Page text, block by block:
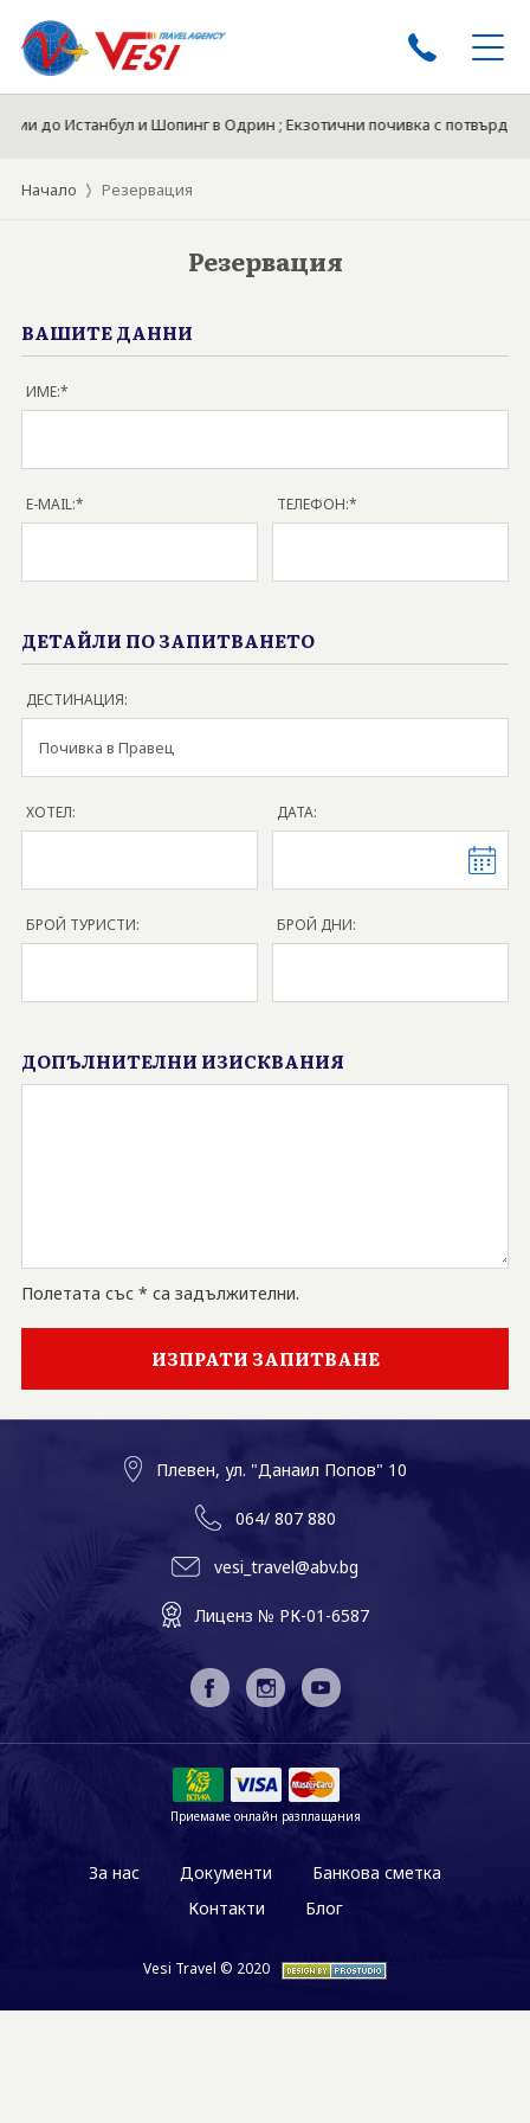
ЕКСКУРЗИИ
ЕКСКУРЗИИ ОТ ПЛЕВЕН
ЕКЗОТИКА
ХОТЕЛИ
ДОКУМЕНТИ
БЛОГ
до Истанбул и Шопинг в Одрин ; Екзотични почивка с
Начало Резервация
Резервация
ВАШИТЕ ДАННИ
ИМЕ:*
E-MAIL:* ТЕЛЕФОН:*
ДЕТАЙЛИ ПО ЗАПИТВАНЕТО
ДЕСТИНАЦИЯ:
ХОТЕЛ: ДАТА:
БРОЙ ТУРИСТИ: БРОЙ ДНИ:
ДОПЪЛНИТЕЛНИ ИЗИСКВАНИЯ
Полетата със * са задължителни.
Плевен, ул. "Данаил Попов" 10
064/ 807 880
vesi_travel@abv.bg
Лиценз № РК-01-6587
Приемаме онлайн разплащания
За нас Документи
Банкова сметка
Контакти
Блог
Vesi Travel © 2020